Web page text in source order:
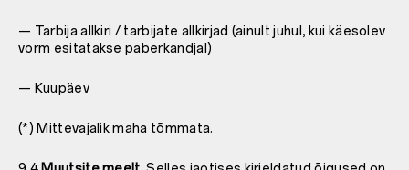
— Tarbija allkiri / tarbijate allkirjad (ainult juhul, kui käesolev
vorm esitatakse paberkandjal)
— Kuupäev
(*) Mittevajalik maha tõmmata.